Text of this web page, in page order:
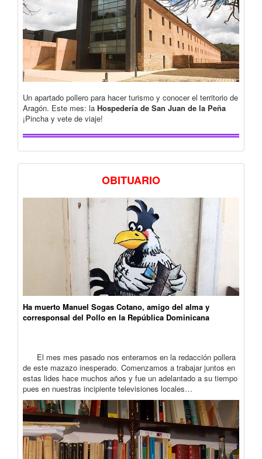
Un apartado pollero para hacer turismo y conocer el territorio de
Aragón. Este mes: la Hospedería de San Juan de la Peña
¡Pincha y vete de viaje!
OBITUARIO
Ha muerto Manuel Sogas Cotano, amigo del alma y
corresponsal del Pollo en la República Dominicana
El mes mes pasado nos enteramos en la redacción pollera
de este mazazo inesperado. Comenzamos a trabajar juntos en
estas lides hace muchos años y fue un adelantado a su tiempo
pues en nuestras incipiente televisiones locales…